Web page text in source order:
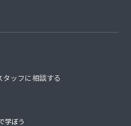
タッフに相談する
学ぼう